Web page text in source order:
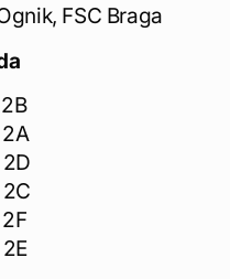
FSC Braga
2A
2D
2C
2F